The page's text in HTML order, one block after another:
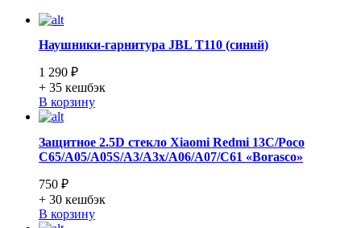
Наушники-гарнитура JBL T110 (синий)
1 290 ₽
+ 35 кешбэк
В корзину
Защитное 2.5D стекло Xiaomi Redmi 13C/Poco
C65/A05/A05S/A3/A3x/A06/A07/C61 «Borasco»
750 ₽
+ 30 кешбэк
В корзину